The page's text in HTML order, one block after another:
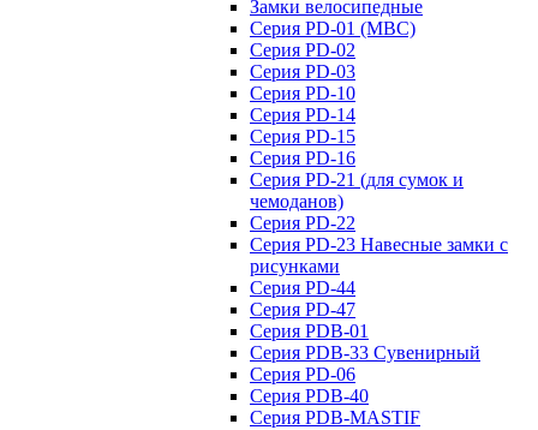
Замки велосипедные
Серия PD-01 (МВС)
Серия PD-02
Серия PD-03
Серия PD-10
Серия PD-14
Серия PD-15
Серия PD-16
Серия PD-21 (для сумок и
чемоданов)
Серия PD-22
Серия PD-23 Навесные замки с
рисунками
Серия PD-44
Серия PD-47
Серия PDB-01
Серия PDB-33 Сувенирный
Серия PD-06
Серия PDB-40
Серия PDB-MASTIF